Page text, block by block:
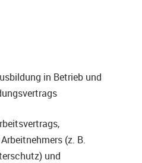
in Betrieb und
(z. B.
und